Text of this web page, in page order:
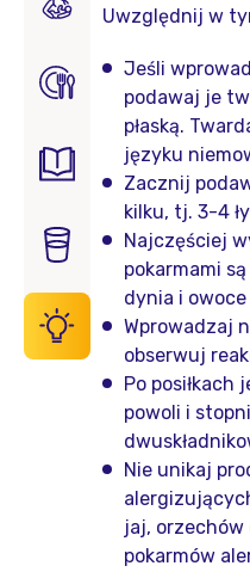
Uwzględnij w
Jeśli
podawaj je
płaską.
języku
Zacznij
kilku, tj. 3-4
Najczęściej
pokarmami
dynia i owoce
Wprowadzaj
obserwuj
Po posiłkach
powoli i
Nie unikaj
jaj, orzechów
pokarmów